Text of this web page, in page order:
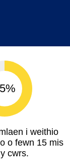
i weithio
o fewn 15 mis
cwrs.